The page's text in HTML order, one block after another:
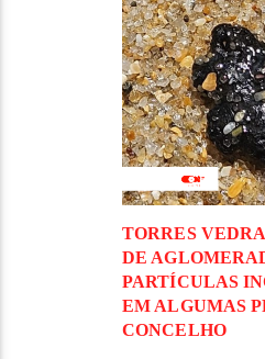
TORRES
DE
PARTÍCULAS
EM ALGUMAS
CONCELHO